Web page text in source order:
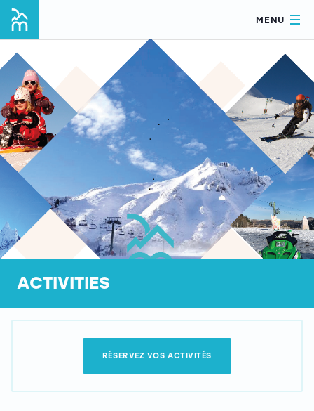
MENU
ACTIVITIES
RÉSERVEZ VOS ACTIVITÉS